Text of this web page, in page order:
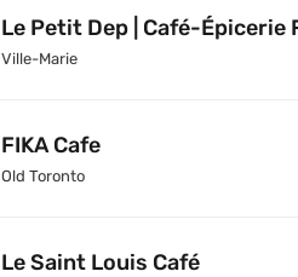
Le Petit Dep | Café-Épicerie
Ville-Marie
FIKA Cafe
Old Toronto
Le Saint Louis Café